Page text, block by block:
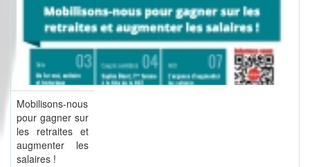
Mobilisons-nous
pour gagner sur
les retraites et
augmenter les
salaires !